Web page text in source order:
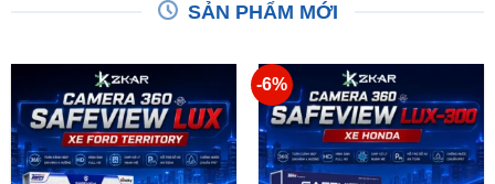
SẢN PHẨM MỚI
-6%